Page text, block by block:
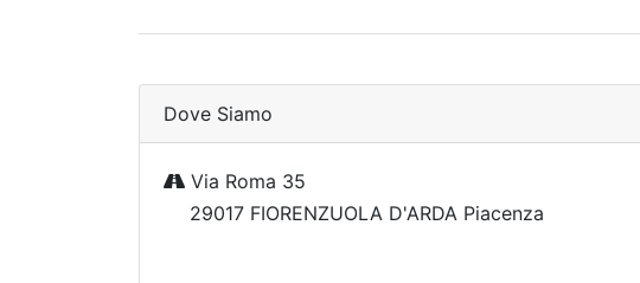
Dove Siamo
Via Roma 35
29017 FIORENZUOLA D'ARDA Piacenza